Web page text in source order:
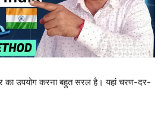
का उपयोग करना बहुत सरल है। यहां चरण-दर-